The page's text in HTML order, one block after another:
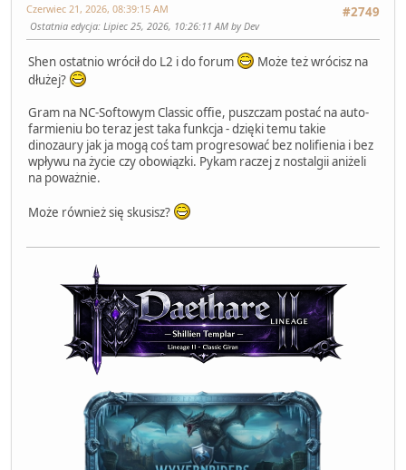
#2749
Czerwiec 21, 2026, 08:39:15 AM
Ostatnia edycja: Lipiec 25, 2026, 10:26:11 AM by Dev
Shen ostatnio wrócił do L2 i do forum
Może też wrócisz na
dłużej?
Gram na NC-Softowym Classic offie, puszczam postać na auto-
farmieniu bo teraz jest taka funkcja - dzięki temu takie
dinozaury jak ja mogą coś tam progresować bez nolifienia i bez
wpływu na życie czy obowiązki. Pykam raczej z nostalgii aniżeli
na poważnie.
Może również się skusisz?